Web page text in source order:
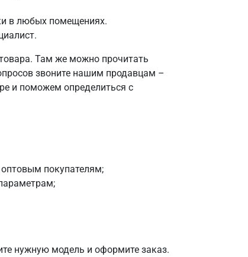
в любых помещениях.
Там же можно прочитать
звоните нашим продавцам –
и поможем определиться с
покупателям;
нужную модель и оформите заказ.